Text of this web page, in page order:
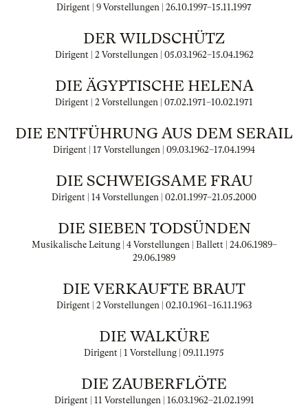
Dirigent | 9 Vorstellungen | 26.10.1997–15.11.1997
DER WILDSCHÜTZ
Dirigent | 2 Vorstellungen | 05.03.1962–15.04.1962
DIE ÄGYPTISCHE HELENA
Dirigent | 2 Vorstellungen | 07.02.1971–10.02.1971
DIE ENTFÜHRUNG AUS DEM SERAIL
Dirigent | 17 Vorstellungen | 09.03.1962–17.04.1994
DIE SCHWEIGSAME FRAU
Dirigent | 14 Vorstellungen | 02.01.1997–21.05.2000
DIE SIEBEN TODSÜNDEN
Musikalische Leitung | 4 Vorstellungen | Ballett | 24.06.1989–
29.06.1989
DIE VERKAUFTE BRAUT
Dirigent | 2 Vorstellungen | 02.10.1961–16.11.1963
DIE WALKÜRE
Dirigent | 1 Vorstellung | 09.11.1975
DIE ZAUBERFLÖTE
Dirigent | 11 Vorstellungen | 16.03.1962–21.02.1991